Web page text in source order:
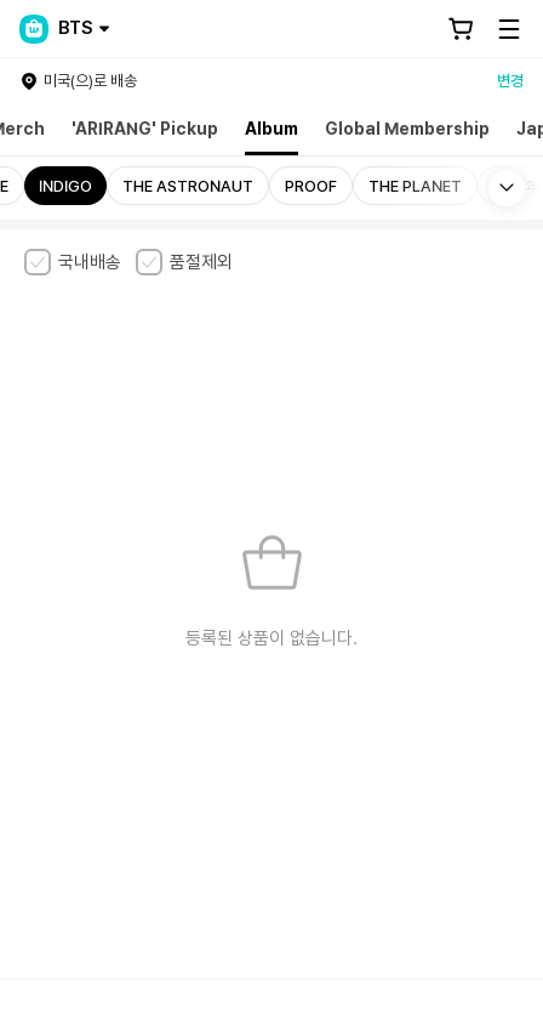
BTS
미국(으)로 배송 변경
'ARIRANG' Pickup Album Global Membership
INDIGO THE ASTRONAUT PROOF THE PLANET 花樣
국내배송 품절제외
등록된 상품이 없습니다.